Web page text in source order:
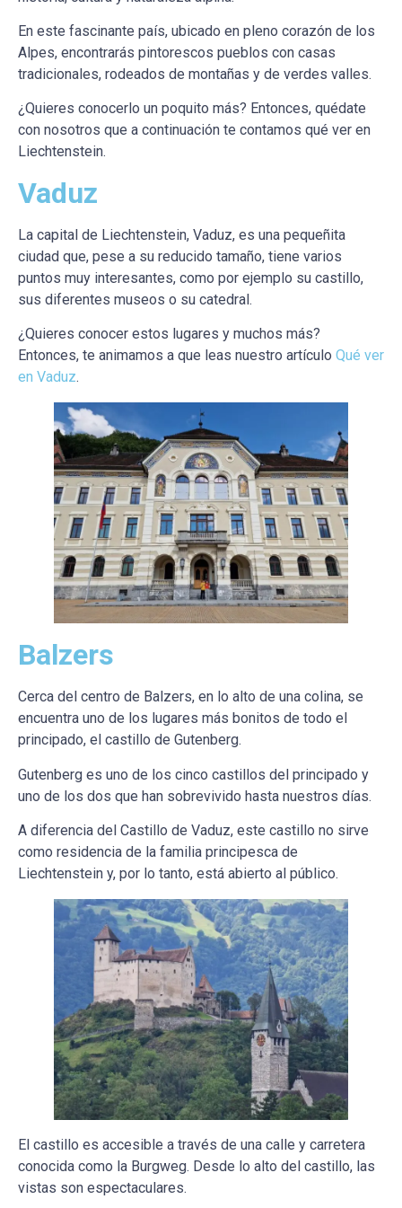
En este fascinante país, ubicado en pleno corazón de los
Alpes, encontrarás pintorescos pueblos con casas
tradicionales, rodeados de montañas y de verdes valles.
¿Quieres conocerlo un poquito más? Entonces, quédate
con nosotros que a continuación te contamos qué ver en
Liechtenstein.
Vaduz
La capital de Liechtenstein, Vaduz, es una pequeñita
ciudad que, pese a su reducido tamaño, tiene varios
puntos muy interesantes, como por ejemplo su castillo,
sus diferentes museos o su catedral.
¿Quieres conocer estos lugares y muchos más?
Entonces, te animamos a que leas nuestro artículo Qué ver
en Vaduz.
Balzers
Cerca del centro de Balzers, en lo alto de una colina, se
encuentra uno de los lugares más bonitos de todo el
principado, el castillo de Gutenberg.
Gutenberg es uno de los cinco castillos del principado y
uno de los dos que han sobrevivido hasta nuestros días.
A diferencia del Castillo de Vaduz, este castillo no sirve
como residencia de la familia principesca de
Liechtenstein y, por lo tanto, está abierto al público.
El castillo es accesible a través de una calle y carretera
conocida como la Burgweg. Desde lo alto del castillo, las
vistas son espectaculares.